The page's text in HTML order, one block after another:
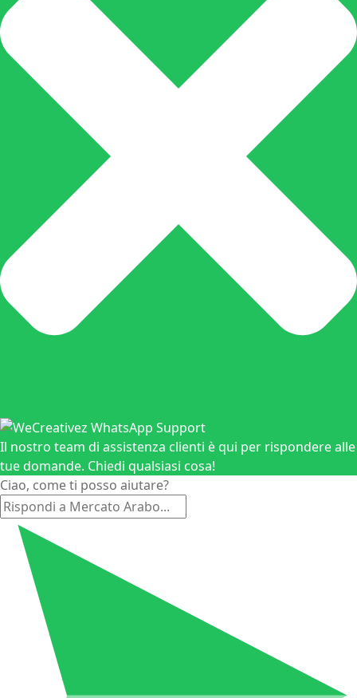
Il nostro team di assistenza clienti è qui per rispondere alle
tue domande. Chiedi qualsiasi cosa!
Ciao, come ti posso aiutare?